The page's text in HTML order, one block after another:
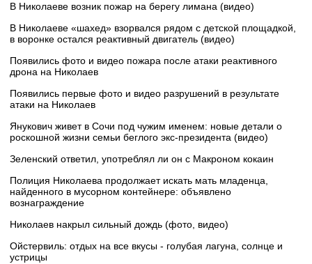
В Николаеве возник пожар на берегу лимана (видео)
В Николаеве «шахед» взорвался рядом с детской площадкой,
в воронке остался реактивный двигатель (видео)
Появились фото и видео пожара после атаки реактивного
дрона на Николаев
Появились первые фото и видео разрушений в результате
атаки на Николаев
Янукович живет в Сочи под чужим именем: новые детали о
роскошной жизни семьи беглого экс-президента (видео)
Зеленский ответил, употреблял ли он с Макроном кокаин
Полиция Николаева продолжает искать мать младенца,
найденного в мусорном контейнере: объявлено
вознаграждение
Николаев накрыл сильный дождь (фото, видео)
Ойстервиль: отдых на все вкусы - голубая лагуна, солнце и
устрицы